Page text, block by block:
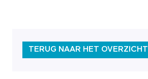
TERUG NAAR HET OVERZICHT